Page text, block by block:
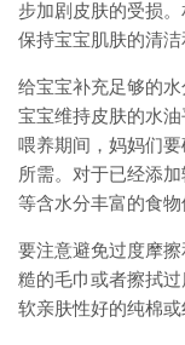
步加剧皮肤的受损
保持宝宝肌肤的清洁
给宝宝补充足够的
宝宝维持皮肤的水
喂养期间，妈妈们
所需。对于已经添
等含水分丰富的食物
要注意避免过度摩
糙的毛巾或者擦拭
软亲肤性好的纯棉或